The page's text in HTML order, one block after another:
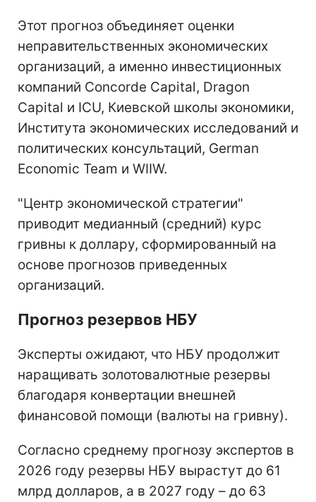
Этот прогноз объединяет оценки
неправительственных экономических
организаций, а именно инвестиционных
компаний Concorde Capital, Dragon
Capital и ICU, Киевской школы экономики,
Института экономических исследований и
политических консультаций, German
Economic Team и WIIW.
"Центр экономической стратегии"
приводит медианный (средний) курс
гривны к доллару, сформированный на
основе прогнозов приведенных
организаций.
Прогноз резервов НБУ
Эксперты ожидают, что НБУ продолжит
наращивать золотовалютные резервы
благодаря конвертации внешней
финансовой помощи (валюты на гривну).
Согласно среднему прогнозу экспертов в
2026 году резервы НБУ вырастут до 61
млрд долларов, а в 2027 году – до 63